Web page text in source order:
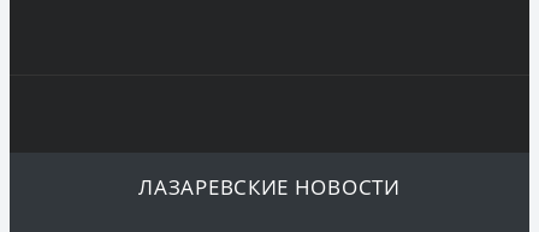
ЛАЗАРЕВСКИЕ НОВОСТИ